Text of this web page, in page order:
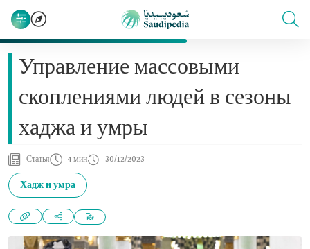
Управление массовыми
скоплениями людей в сезоны
хаджа и умры
Статья 4 мин 30/12/2023
Хадж и умра